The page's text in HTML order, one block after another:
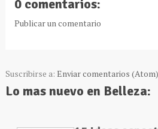
0 comentarios:
Publicar un comentario
Suscribirse a: Enviar comentarios (Atom)
Lo mas nuevo en Belleza: